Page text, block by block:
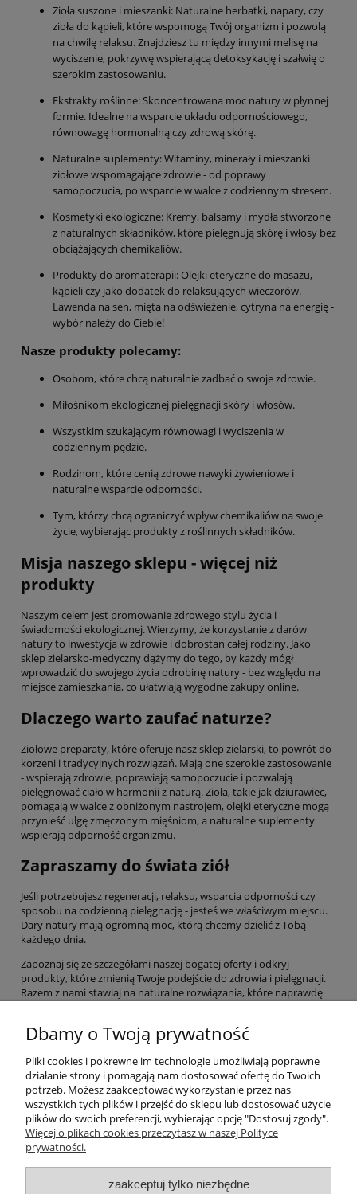
Zioła suszone i mieszanki: Naturalne herbatki, napary, czy
zioła do kąpieli, które wspomogą Twój organizm i pozwolą
na chwilę relaksu. Znajdziesz tu między innymi melisę na
wyciszenie, pokrzywę wspierającą detoksykację i szałwię o
szerokim zastosowaniu.
Ekstrakty roślinne: Skoncentrowana moc natury w płynnej
formie. Idealne na wsparcie układu odpornościowego,
równowagę hormonalną czy zdrową skórę.
Naturalne suplementy: Witaminy, minerały i mieszanki
ziołowe wspomagające zdrowie - od poprawy
samopoczucia, po wsparcie w walce z codziennym stresem.
Kosmetyki ekologiczne: Kremy, balsamy i mydła stworzone
z naturalnych składników, które pielęgnują skórę i włosy bez
obciążających chemikaliów.
Produkty do aromaterapii: Olejki eteryczne do masażu,
kąpieli czy jako dodatek do relaksujących wieczorów.
Lawenda na sen, mięta na odświeżenie, cytryna na energię -
wybór należy do Ciebie!
Nasze produkty polecamy:
Osobom, które chcą naturalnie zadbać o swoje zdrowie.
Miłośnikom ekologicznej pielęgnacji skóry i włosów.
Wszystkim szukającym równowagi i wyciszenia w
codziennym pędzie.
Rodzinom, które cenią zdrowe nawyki żywieniowe i
naturalne wsparcie odporności.
Tym, którzy chcą ograniczyć wpływ chemikaliów na swoje
życie, wybierając produkty z roślinnych składników.
Misja naszego sklepu - więcej niż
produkty
Naszym celem jest promowanie zdrowego stylu życia i
świadomości ekologicznej. Wierzymy, że korzystanie z darów
natury to inwestycja w zdrowie i dobrostan całej rodziny. Jako
sklep zielarsko-medyczny dążymy do tego, by każdy mógł
wprowadzić do swojego życia odrobinę natury - bez względu na
miejsce zamieszkania, co ułatwiają wygodne zakupy online.
Dlaczego warto zaufać naturze?
Ziołowe preparaty, które oferuje nasz sklep zielarski, to powrót do
korzeni i tradycyjnych rozwiązań. Mają one szerokie zastosowanie
- wspierają zdrowie, poprawiają samopoczucie i pozwalają
pielęgnować ciało w harmonii z naturą. Zioła, takie jak dziurawiec,
pomagają w walce z obniżonym nastrojem, olejki eteryczne mogą
przynieść ulgę zmęczonym mięśniom, a naturalne suplementy
wspierają odporność organizmu.
Zapraszamy do świata ziół
Jeśli potrzebujesz regeneracji, relaksu, wsparcia odporności czy
sposobu na codzienną pielęgnację - jesteś we właściwym miejscu.
Dary natury mają ogromną moc, którą chcemy dzielić z Tobą
każdego dnia.
Zapoznaj się ze szczegółami naszej bogatej oferty i odkryj
produkty, które zmienią Twoje podejście do zdrowia i pielęgnacji.
Razem z nami stawiaj na naturalne rozwiązania, które naprawdę
Pomoc
Moje konto
Informacje
Dbamy o Twoją prywatność
Pliki cookies i pokrewne im technologie umożliwiają poprawne
działanie strony i pomagają nam dostosować ofertę do Twoich
potrzeb. Możesz zaakceptować wykorzystanie przez nas
wszystkich tych plików i przejść do sklepu lub dostosować użycie
plików do swoich preferencji, wybierając opcję "Dostosuj zgody".
Więcej o plikach cookies przeczytasz w naszej Polityce
prywatności.
zaakceptuj tylko niezbędne